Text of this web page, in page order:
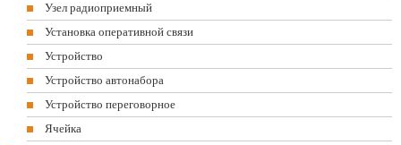
Узел радиоприемный
Установка оперативной связи
Устройство
Устройство автонабора
Устройство переговорное
Ячейка